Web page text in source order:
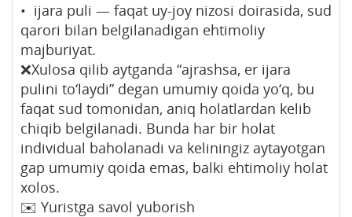
• ijara puli — faqat uy-joy nizosi doirasida, sud
qarori bilan belgilanadigan ehtimoliy
majburiyat.
❌Xulosa qilib aytganda “ajrashsa, er ijara
pulini to‘laydi” degan umumiy qoida yo‘q, bu
faqat sud tomonidan, aniq holatlardan kelib
chiqib belgilanadi. Bunda har bir holat
individual baholanadi va keliningiz aytayotgan
gap umumiy qoida emas, balki ehtimoliy holat
xolos.
✉️ Yuristga savol yuborish